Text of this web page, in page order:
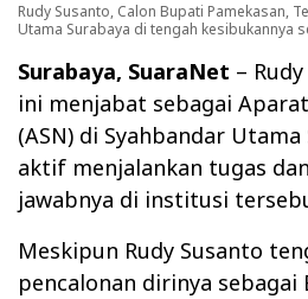
Rudy Susanto, Calon Bupati Pamekasan,
Utama Surabaya di tengah kesibukannya
Surabaya, SuaraNet –
ini menjabat sebagai
(ASN) di Syahbandar
aktif menjalankan tugas
jawabnya di institusi
Meskipun Rudy Susanto
pencalonan dirinya sebagai